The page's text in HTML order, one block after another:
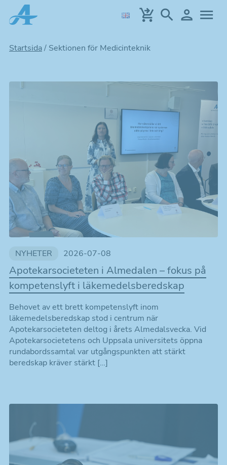
Hoppa
till
Startsida/ Sektionen för Medicinteknik
NYHETER 2026-07-08
Apotekarsocieteten i Almedalen – fokus på
kompetenslyft i läkemedelsberedskap
Behovet av ett brett kompetenslyft inom
läkemedelsberedskap stod i centrum när
Apotekarsocieteten deltog i årets Almedalsvecka. Vid
Apotekarsocietetens och Uppsala universitets öppna
rundabordssamtal var utgångspunkten att stärkt
beredskap kräver stärkt […]